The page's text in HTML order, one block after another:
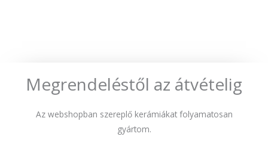
Megrendeléstől az átvételig
Az webshopban szereplő kerámiákat folyamatosan
gyártom.